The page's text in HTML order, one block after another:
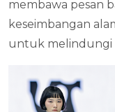
membawa pesan
keseimbangan
untuk melindungi